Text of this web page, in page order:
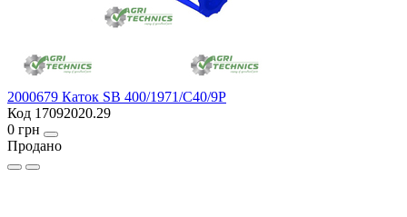
2000679 Каток SB 400/1971/C40/9P
Код 17092020.29
0 грн
Продано